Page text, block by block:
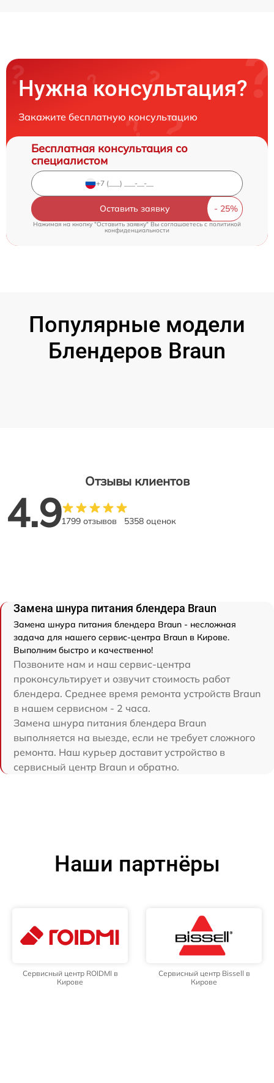
Нужна консультация?
Закажите бесплатную консультацию
Бесплатная консультация со
специалистом
Оставить заявку
Нажимая на кнопку "Оставить заявку" Вы соглашаетесь cполитикой
конфиденциальности
Популярные модели
Блендеров Braun
Отзывы клиентов
4.91799 отзывов 5358 оценок
Замена шнура питания блендера Braun
Замена шнура питания блендера Braun - несложная
задача для нашего сервис-центра Braun в Кирове.
Выполним быстро и качественно!
Позвоните нам и наш сервис-центра
проконсультирует и озвучит стоимость работ
блендера. Среднее время ремонта устройств Braun
в нашем сервисном - 2 часа.
Замена шнура питания блендера Braun
выполняется на выезде, если не требует сложного
ремонта. Наш курьер доставит устройство в
сервисный центр Braun и обратно.
Наши партнёры
Сервисный центр ROIDMI в
Кирове
Сервисный центр Bissell в
Кирове